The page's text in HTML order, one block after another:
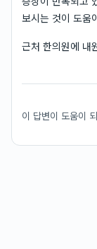
보시는 것이 도움
근처 한의원에 내
이 답변이 도움이